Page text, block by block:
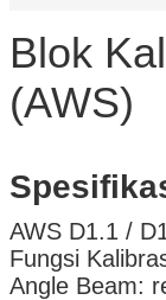
Blok
(AWS)
AWS D1.1 /
Fungsi
Angle Beam: